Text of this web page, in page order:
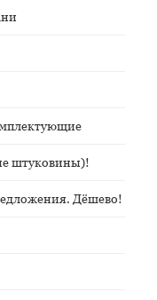
штуковины)!
Дёшево!